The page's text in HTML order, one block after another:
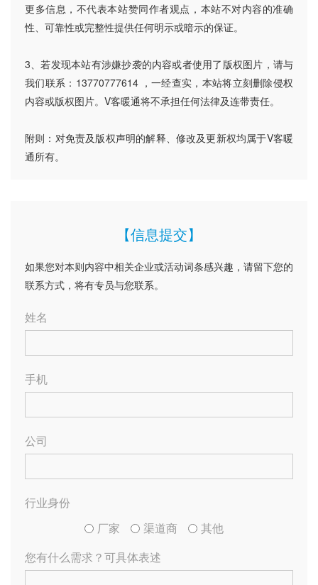
更多信息，不代表本站赞同作者观点，本站不对内容的准确
性、可靠性或完整性提供任何明示或暗示的保证。
3、若发现本站有涉嫌抄袭的内容或者使用了版权图片，请与
我们联系：13770777614 ，一经查实，本站将立刻删除侵权
内容或版权图片。V客暖通将不承担任何法律及连带责任。
附则：对免责及版权声明的解释、修改及更新权均属于V客暖
通所有。